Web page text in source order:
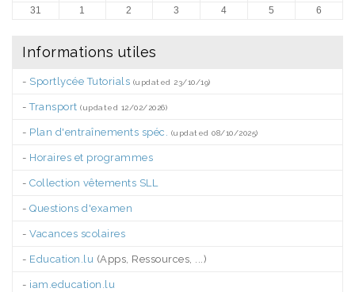
31
1 2 3 4 5 6
Informations utiles
- Sportlycée Tutorials (updated 23/10/19)
-Transport (updated 12/02/2026)
- Plan d'entraînements spéc. (updated 08/10/2025)
- Horaires et programmes
- Collection vêtements SLL
- Questions d'examen
- Vacances scolaires
- Education.lu (Apps, Ressources, ...)
- iam.education.lu